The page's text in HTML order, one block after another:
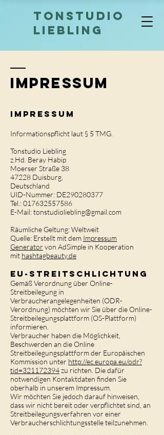
TONSTUDIO
LIEBLING
Impressum
Impressum
Informationspflicht laut § 5 TMG.
Tonstudio Liebling
z.Hd. Beray Habip
Moerser Straße 38
47228 Duisburg,
Deutschland
UID-Nummer: DE290280377
Tel.:017632557586
E-Mail: tonstudioliebling@gmail.com
Räumliche Geltung: Weltweit
Quelle: Erstellt mit dem Impressum
Generator von AdSimple in Kooperation
mit hashtagbeauty.de
EU-Streitschlichtung
Gemäß Verordnung über Online-
Streitbeilegung in
Verbraucherangelegenheiten (ODR-
Verordnung) möchten wir Sie über die Online-
Streitbeilegungsplattform (OS-Plattform)
informieren.
Verbraucher haben die Möglichkeit,
Beschwerden an die Online
Streitbeilegungsplattform der Europäischen
Kommission unter http://ec.europa.eu/odr?
tid=321172394zu richten. Die dafür
notwendigen Kontaktdaten finden Sie
oberhalb in unserem Impressum.
Wir möchten Sie jedoch darauf hinweisen,
dass wir nicht bereit oder verpflichtet sind, an
Streitbeilegungsverfahren vor einer
Verbraucherschlichtungsstelle teilzunehmen.